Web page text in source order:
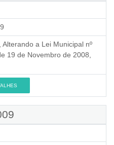
a Lei Municipal nº
19 de Novembro de 2008,